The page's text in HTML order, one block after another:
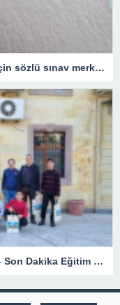
45 bin sözleşmeli öğretmen ataması için sözlü sınav merkezleri açıklandı
Hedef donanımlı gençler yetiştirmek – Son Dakika Eğitim Haberleri